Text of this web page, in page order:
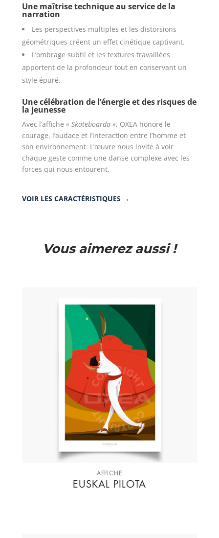
Une maîtrise technique au service de la
narration
Les perspectives multiples et les distorsions
géométriques créent un effet cinétique captivant.
L’ombrage subtil et les textures travaillées
apportent de la profondeur tout en conservant un
style épuré.
Une célébration de l’énergie et des risques de
la jeunesse
Avec l’affiche « Skateboarda », OXEA honore le
courage, l’audace et l’interaction entre l’homme et
son environnement. L’œuvre nous invite à voir
chaque geste comme une danse complexe avec les
forces qui nous entourent.
VOIR LES CARACTÉRISTIQUES →
Vous aimerez aussi !
AFFICHE
EUSKAL PILOTA